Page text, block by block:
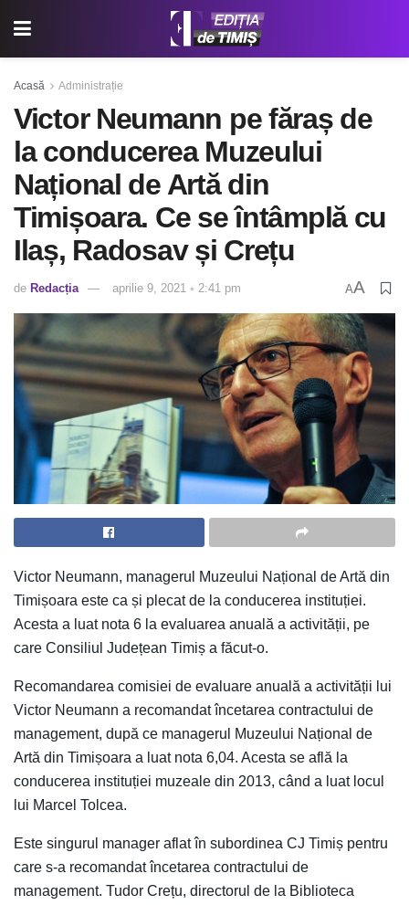
Acasă Administrație
Victor Neumann pe făraș de
la conducerea Muzeului
Național de Artă din
Timișoara. Ce se întâmplă cu
Ilaș, Radosav și Crețu
de Redacția aprilie 9, 2021 ◦ 2:41 pm AA
Victor Neumann, managerul Muzeului Național de Artă din
Timișoara este ca și plecat de la conducerea instituției.
Acesta a luat nota 6 la evaluarea anuală a activității, pe
care Consiliul Județean Timiș a făcut-o.
Recomandarea comisiei de evaluare anuală a activității lui
Victor Neumann a recomandat încetarea contractului de
management, după ce managerul Muzeului Național de
Artă din Timișoara a luat nota 6,04. Acesta se află la
conducerea instituției muzeale din 2013, când a luat locul
lui Marcel Tolcea.
Este singurul manager aflat în subordinea CJ Timiș pentru
care s-a recomandat încetarea contractului de
management. Tudor Crețu, directorul de la Biblioteca